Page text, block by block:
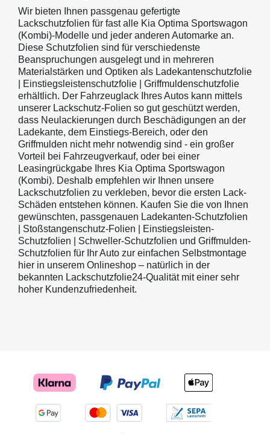
Wir bieten Ihnen passgenau gefertigte
Lackschutzfolien für fast alle Kia Optima Sportswagon
(Kombi)-Modelle und jeder anderen Automarke an.
Diese Schutzfolien sind für verschiedenste
Beanspruchungen ausgelegt und in mehreren
Materialstärken und Optiken als Ladekantenschutzfolie
| Einstiegsleistenschutzfolie | Griffmuldenschutzfolie
erhältlich. Der Fahrzeuglack Ihres Autos kann mittels
unserer Lackschutz-Folien so gut geschützt werden,
dass Neulackierungen durch Beschädigungen an der
Ladekante, dem Einstiegs-Bereich, oder den
Griffmulden nicht mehr notwendig sind - ein großer
Vorteil bei Fahrzeugverkauf, oder bei einer
Leasingrückgabe Ihres Kia Optima Sportswagon
(Kombi). Deshalb empfehlen wir Ihnen unsere
Lackschutzfolien zu verkleben, bevor die ersten Lack-
Schäden entstehen können. Kaufen Sie die von Ihnen
gewünschten, passgenauen Ladekanten-Schutzfolien
| Stoßstangenschutz-Folien | Einstiegsleisten-
Schutzfolien | Schweller-Schutzfolien und Griffmulden-
Schutzfolien für Ihr Auto zur einfachen Selbstmontage
hier in unserem Onlineshop – natürlich in der
bekannten Lackschutzfolie24-Qualität mit einer sehr
hoher Kundenzufriedenheit.